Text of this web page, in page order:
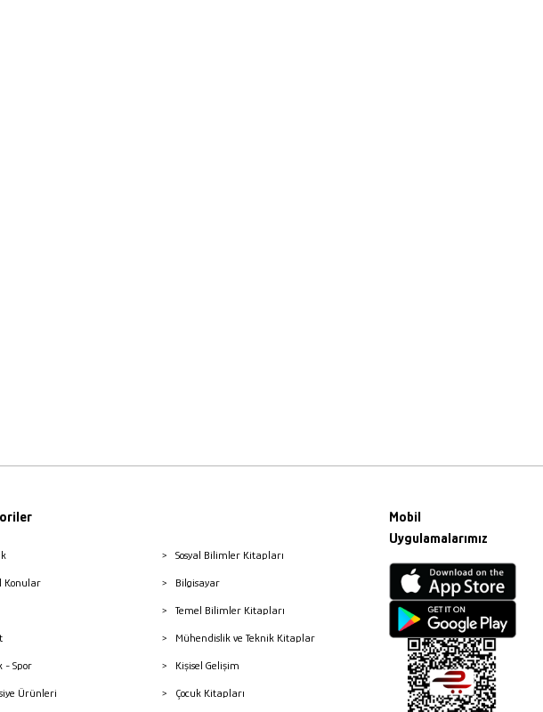
Konular
- Spor
Ürünleri
Sosyal Bilimler Kitapları
Bilgisayar
Temel Bilimler Kitapları
Mühendislik ve Teknik Kitaplar
Kişisel Gelişim
Çocuk Kitapları
Mobil
Uygulamalarımız